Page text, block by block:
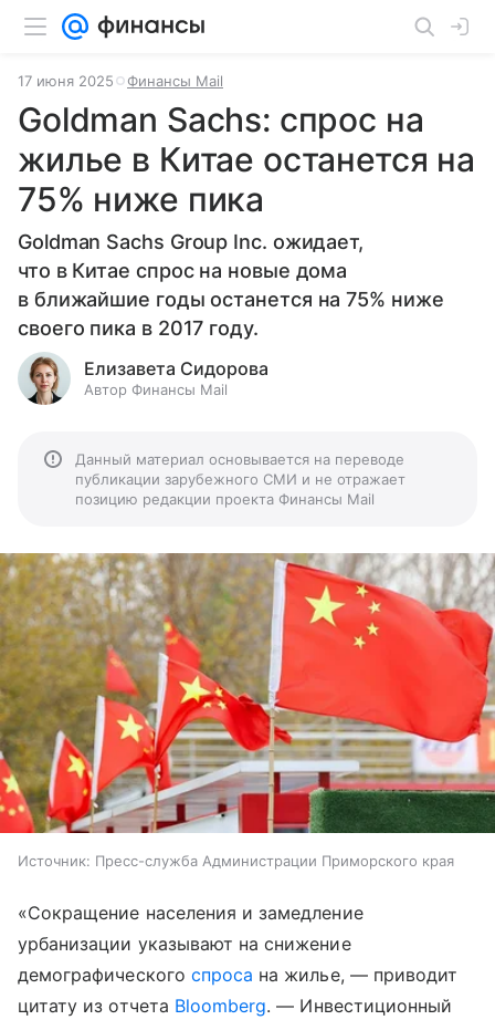
17 июня 2025 Финансы Mail
Goldman Sachs: спрос на
жилье в Китае останется на
75% ниже пика
Goldman Sachs Group Inc. ожидает,
что в Китае спрос на новые дома
в ближайшие годы останется на 75% ниже
своего пика в 2017 году.
Елизавета Сидорова
Автор Финансы Mail
Данный материал основывается на переводе
публикации зарубежного СМИ и не отражает
позицию редакции проекта Финансы Mail
Источник: Пресс-служба Администрации Приморского края
«Сокращение населения и замедление
урбанизации указывают на снижение
демографического спроса на жилье, — приводит
цитату из отчета Bloomberg. — Инвестиционный